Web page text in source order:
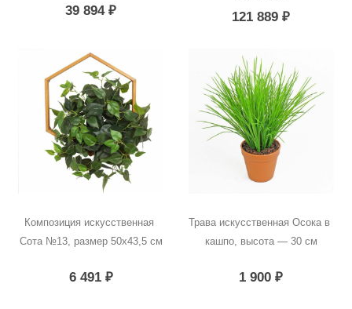
39 894₽ 121 889₽
Композиция искусственная
Сота №13, размер 50х43,5 см
6 491 ₽
Трава искусственная Осока в
кашпо, высота — 30 см
1 900₽